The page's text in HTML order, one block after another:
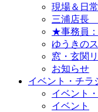
現場＆日
三浦店長
★事務員
ゆうきの
窓・玄関
お知らせ
イベント・チラ
イベント
イベント